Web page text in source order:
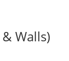
Walls)